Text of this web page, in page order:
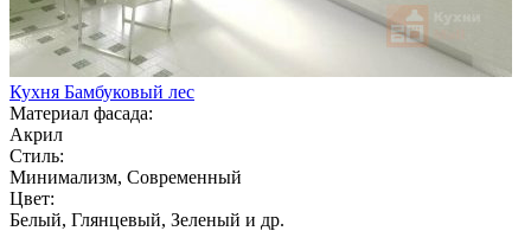
Кухня Бамбуковый лес
Материал фасада:
Акрил
Стиль:
Минимализм, Современный
Цвет:
Белый, Глянцевый, Зеленый и др.